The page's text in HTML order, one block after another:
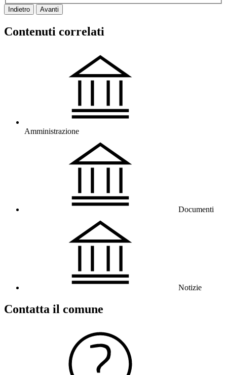
Indietro Avanti
Contenuti correlati
Amministrazione
Documenti
Notizie
Contatta il comune